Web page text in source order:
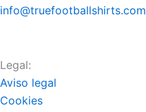
info@truefootballshirts.com
Legal:
Aviso legal
Cookies